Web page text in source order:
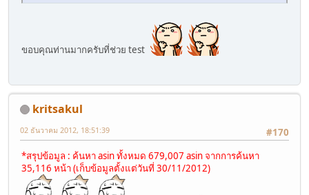
ขอบคุณท่านมากครับที่ช่วย test
kritsakul
#170
02 ธันวาคม 2012, 18:51:39
*สรุปข้อมูล : ค้นหา asin ทั้งหมด 679,007 asin จากการค้นหา
35,116 หน้า (เก็บข้อมูลตั้งแต่วันที่ 30/11/2012)